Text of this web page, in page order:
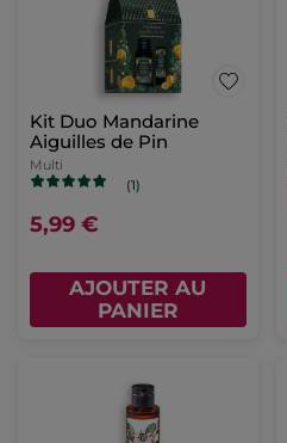
Kit Duo Mandarine
Aiguilles de Pin
Multi
(1)
5,99 €
AJOUTER AU
PANIER